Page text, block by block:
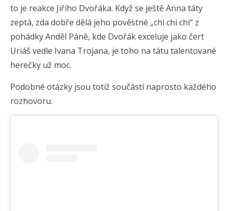
to je reakce Jiřího Dvořáka. Když se ještě Anna táty
zeptá, zda dobře dělá jeho pověstné „chi chi chi“ z
pohádky Anděl Páně, kde Dvořák exceluje jako čert
Uriáš vedle Ivana Trojana, je toho na tátu talentované
herečky už moc.
Podobné otázky jsou totiž součástí naprosto každého
rozhovoru.